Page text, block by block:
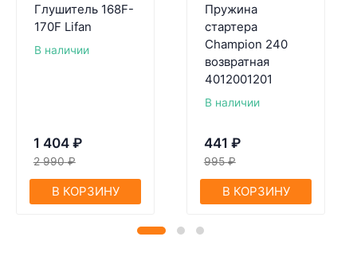
Глушитель 168F-
170F Lifan
В наличии
1 404 ₽
2 990 ₽
В КОРЗИНУ
Пружина
стартера
Champion 240
возвратная
4012001201
В наличии
441 ₽
995 ₽
В КОРЗИНУ